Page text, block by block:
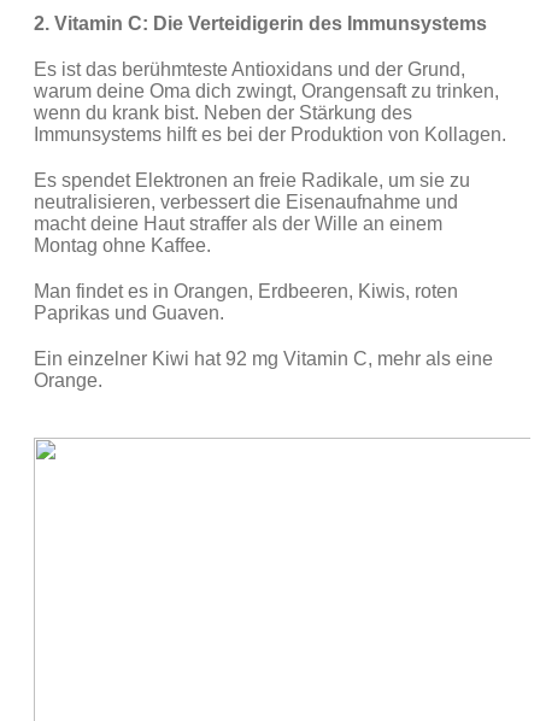
2. Vitamin C: Die Verteidigerin des Immunsystems
Es ist das berühmteste Antioxidans und der Grund,
warum deine Oma dich zwingt, Orangensaft zu trinken,
wenn du krank bist. Neben der Stärkung des
Immunsystems hilft es bei der Produktion von Kollagen.
Es spendet Elektronen an freie Radikale, um sie zu
neutralisieren, verbessert die Eisenaufnahme und
macht deine Haut straffer als der Wille an einem
Montag ohne Kaffee.
Man findet es in Orangen, Erdbeeren, Kiwis, roten
Paprikas und Guaven.
Ein einzelner Kiwi hat 92 mg Vitamin C, mehr als eine
Orange.